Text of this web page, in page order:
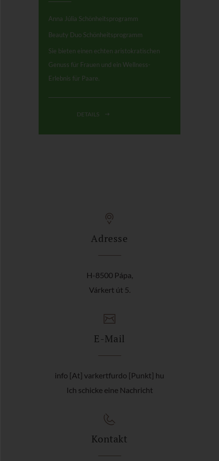
Anna Júlia Schönheitsprogramm
Beauty Duo Schönheitsprogramm
Sie bieten einen echten aristokratischen
Genuss für Frauen und ein Wellness-
Erlebnis für Paare.
DETAILS
Adresse
H-8500 Pápa,
Várkert út 5.
E-Mail
info [At] varkertfurdo [Punkt] hu
Ich schicke eine Nachricht
Kontakt